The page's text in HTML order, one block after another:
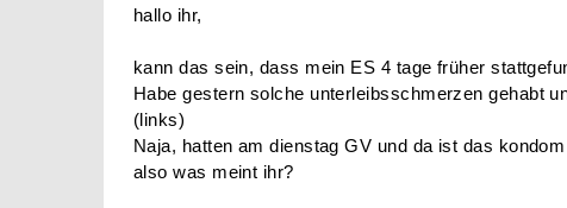
hallo ihr,
kann das sein, dass mein ES 4 tage früher
Habe gestern solche unterleibsschmerzen gehabt
(links)
Naja, hatten am dienstag GV und da ist das
also was meint ihr?